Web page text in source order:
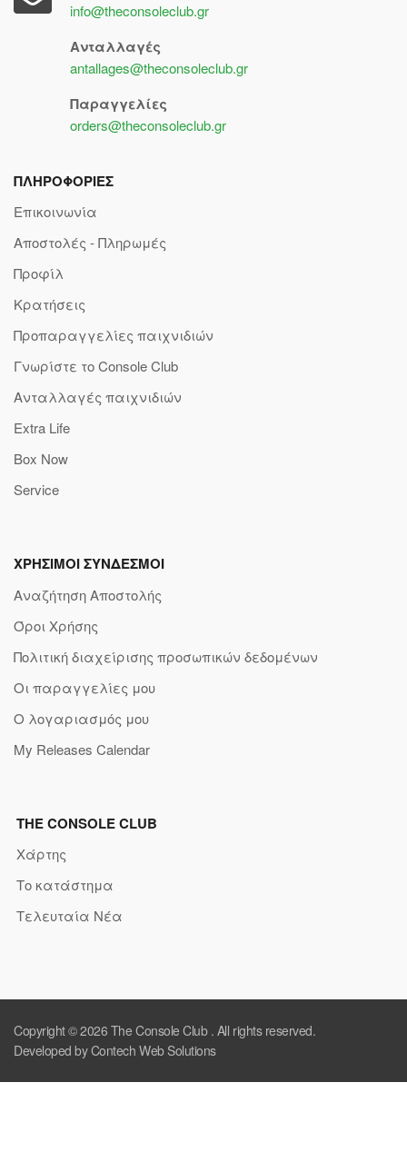
info@theconsoleclub.gr
Ανταλλαγές
antallages@theconsoleclub.gr
Παραγγελίες
orders@theconsoleclub.gr
ΠΛΗΡΟΦΟΡΙΕΣ
Επικοινωνία
Αποστολές - Πληρωμές
Προφίλ
Κρατήσεις
Προπαραγγελίες παιχνιδιών
Γνωρίστε το Console Club
Ανταλλαγές παιχνιδιών
Extra Life
Box Now
Service
ΧΡΗΣΙΜΟΙ ΣΥΝΔΕΣΜΟΙ
Αναζήτηση Αποστολής
Όροι Χρήσης
Πολιτική διαχείρισης προσωπικών δεδομένων
Οι παραγγελίες μου
Ο λογαριασμός μου
My Releases Calendar
THE CONSOLE CLUB
Χάρτης
Το κατάστημα
Τελευταία Νέα
Copyright © 2026 The Console Club. All rights reserved.
Developed by Contech Web Solutions